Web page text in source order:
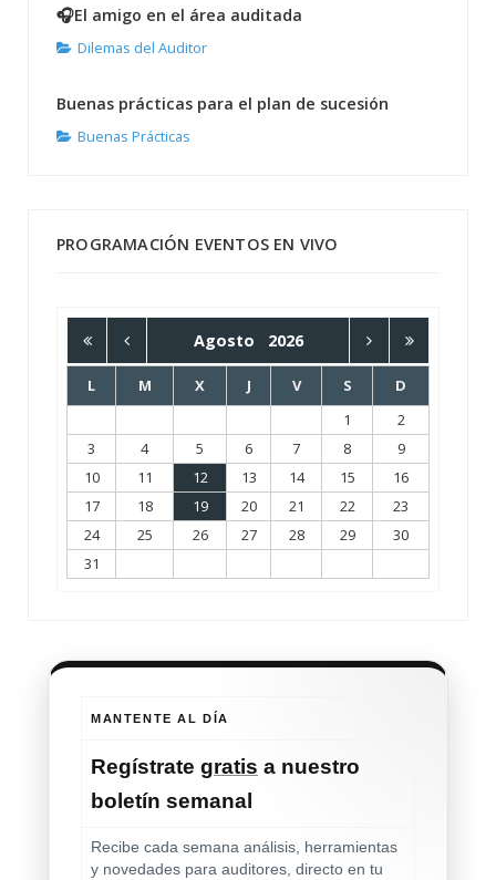
🎧El amigo en el área auditada
Dilemas del Auditor
Buenas prácticas para el plan de sucesión
Buenas Prácticas
PROGRAMACIÓN EVENTOS EN VIVO
Agosto 2026
L M X J V S
D
1
2
3
4 5 6 7 8
9
10
11 12 13 14 15
16
17
18 19 20 21 22
23
24
25 26 27 28 29
30
31
MANTENTE AL DÍA
Regístrate gratis a nuestro
boletín semanal
Recibe cada semana análisis, herramientas
y novedades para auditores, directo en tu